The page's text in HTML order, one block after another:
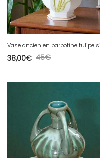
45€
38,00€